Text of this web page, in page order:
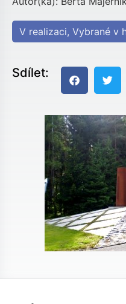
V realizaci, Vybrané v
Sdílet: